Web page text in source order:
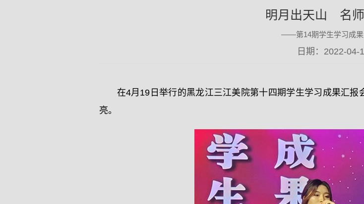
明月出天山 名
——第14期学生学习成果
日期：2022-04-
在4月19日举行的黑龙江三江美院第十四期学生学习成果汇
亮。